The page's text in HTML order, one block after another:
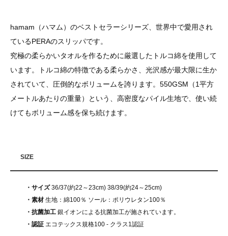
hamam（ハマム）のベストセラーシリーズ、世界中で愛用され
ているPERAのスリッパです。
究極の柔らかいタオルを作るために厳選したトルコ綿を使用して
います。トルコ綿の特徴である柔らかさ、光沢感が最大限に生か
されていて、圧倒的なボリュームを誇ります。550GSM（1平方
メートルあたりの重量）という、高密度なパイル生地で、使い続
けてもボリューム感を保ち続けます。
SIZE
・サイズ36/37(約22～23cm) 38/39(約24～25cm)
・素材生地：綿100％ ソール：ポリウレタン100％
・抗菌加工 銀イオンによる抗菌加工が施されています。
・認証 エコテックス規格100 - クラス1認証